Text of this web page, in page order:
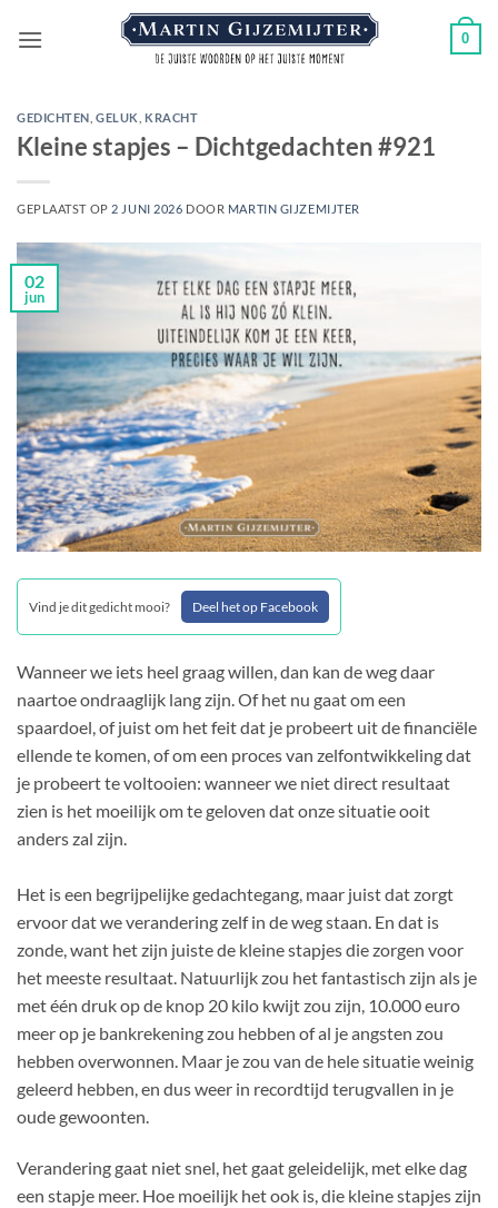
naar
0
GEDICHTEN ,GELUK KRACHT
Kleine stapjes – Dichtgedachten #921
GEPLAATST OP 2 JUNI 2026 DOOR MARTIN GIJZEMIJTER
02
jun
Vind je dit gedicht mooi? Deel het op Facebook
Wanneer we iets heel graag willen, dan kan de weg daar
naartoe ondraaglijk lang zijn. Of het nu gaat om een
spaardoel, of juist om het feit dat je probeert uit de financiële
ellende te komen, of om een proces van zelfontwikkeling dat
je probeert te voltooien: wanneer we niet direct resultaat
zien is het moeilijk om te geloven dat onze situatie ooit
anders zal zijn.
Het is een begrijpelijke gedachtegang, maar juist dat zorgt
ervoor dat we verandering zelf in de weg staan. En dat is
zonde, want het zijn juiste de kleine stapjes die zorgen voor
het meeste resultaat. Natuurlijk zou het fantastisch zijn als je
met één druk op de knop 20 kilo kwijt zou zijn, 10.000 euro
meer op je bankrekening zou hebben of al je angsten zou
hebben overwonnen. Maar je zou van de hele situatie weinig
geleerd hebben, en dus weer in recordtijd terugvallen in je
oude gewoonten.
Verandering gaat niet snel, het gaat geleidelijk, met elke dag
een stapje meer. Hoe moeilijk het ook is, die kleine stapjes zijn